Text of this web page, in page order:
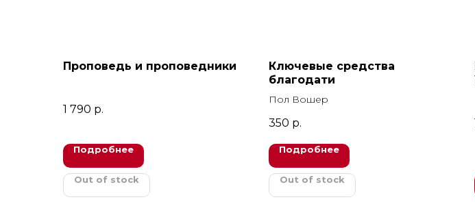
Проповедь и проповедники
1 790 р.
Подробнее
Out of stock
Ключевые средства
благодати
Пол Вошер
350 р.
Подробнее
Out of stock